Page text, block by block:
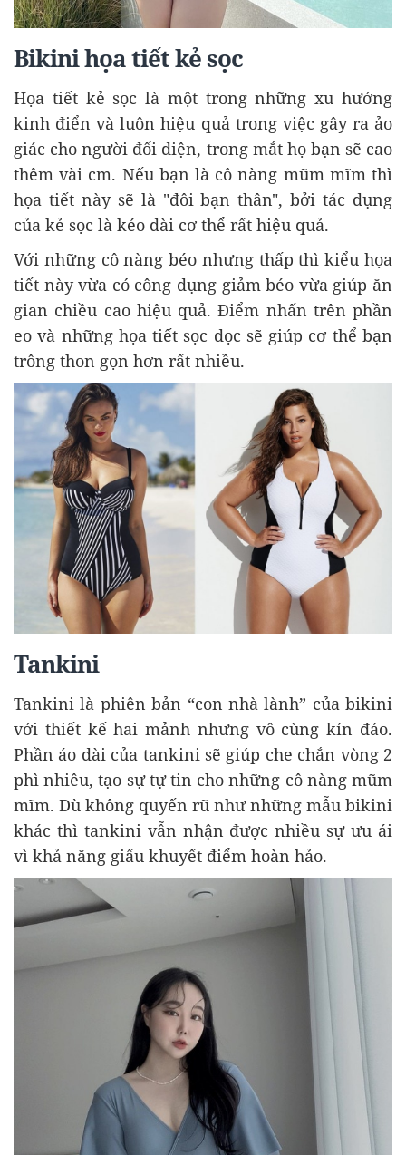
Bikini họa tiết kẻ sọc
Họa tiết kẻ sọc là một trong những xu hướng
kinh điển và luôn hiệu quả trong việc gây ra ảo
giác cho người đối diện, trong mắt họ bạn sẽ cao
thêm vài cm. Nếu bạn là cô nàng mũm mĩm thì
họa tiết này sẽ là "đôi bạn thân", bởi tác dụng
của kẻ sọc là kéo dài cơ thể rất hiệu quả.
Với những cô nàng béo nhưng thấp thì kiểu họa
tiết này vừa có công dụng giảm béo vừa giúp ăn
gian chiều cao hiệu quả. Điểm nhấn trên phần
eo và những họa tiết sọc dọc sẽ giúp cơ thể bạn
trông thon gọn hơn rất nhiều.
Tankini
Tankini là phiên bản “con nhà lành” của bikini
với thiết kế hai mảnh nhưng vô cùng kín đáo.
Phần áo dài của tankini sẽ giúp che chắn vòng 2
phì nhiêu, tạo sự tự tin cho những cô nàng mũm
mĩm. Dù không quyến rũ như những mẫu bikini
khác thì tankini vẫn nhận được nhiều sự ưu ái
vì khả năng giấu khuyết điểm hoàn hảo.